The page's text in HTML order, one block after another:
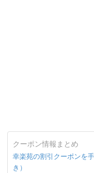
クーポン情報まとめ
幸楽苑の割引クーポンを
き）